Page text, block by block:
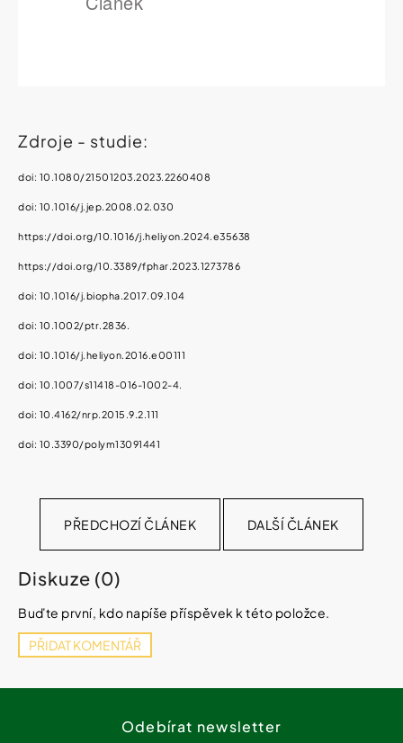
Zdroje - studie:
doi: 10.1080/21501203.2023.2260408
doi: 10.1016/j.jep.2008.02.030
https://doi.org/10.1016/j.heliyon.2024.e35638
https://doi.org/10.3389/fphar.2023.1273786
doi: 10.1016/j.biopha.2017.09.104
doi: 10.1002/ptr.2836.
doi: 10.1016/j.heliyon.2016.e00111
doi: 10.1007/s11418-016-1002-4.
doi: 10.4162/nrp.2015.9.2.111
doi: 10.3390/polym13091441
PŘEDCHOZÍ ČLÁNEK DALŠÍ ČLÁNEK
Diskuze (0)
Buďte první, kdo napíše příspěvek k této položce.
PŘIDAT KOMENTÁŘ
Odebírat newsletter